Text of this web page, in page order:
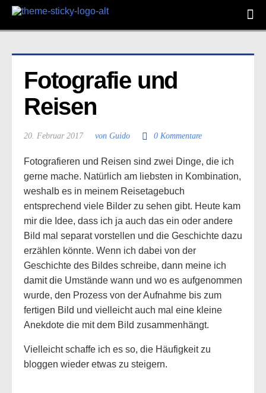
Fotografie und
Reisen
20. Februar 2017 von Guido 0 Kommentare
Fotografieren und Reisen sind zwei Dinge, die ich
gerne mache. Natürlich am liebsten in Kombination,
weshalb es in meinem Reisetagebuch
entsprechend viele Bilder zu sehen gibt. Heute kam
mir die Idee, dass ich ja auch das ein oder andere
Bild mal separat vorstellen und die Geschichte dazu
erzählen könnte. Wenn ich dabei von der
Geschichte des Bildes schreibe, dann meine ich
damit die Umstände wann und wo es aufgenommen
wurde, den Prozess von der Aufnahme bis zum
fertigen Bild und vielleicht auch mal eine kleine
Anekdote die mit dem Bild zusammenhängt.
Vielleicht schaffe ich es so, die Häufigkeit zu
bloggen wieder etwas zu steigern.